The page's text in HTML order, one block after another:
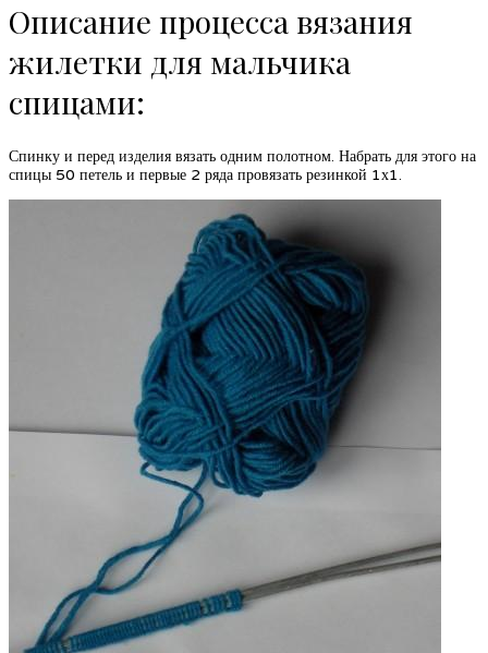
Описание процесса вязания
жилетки для мальчика
спицами:
Спинку и перед изделия вязать одним полотном. Набрать для этого на
спицы 50 петель и первые 2 ряда провязать резинкой 1х1.